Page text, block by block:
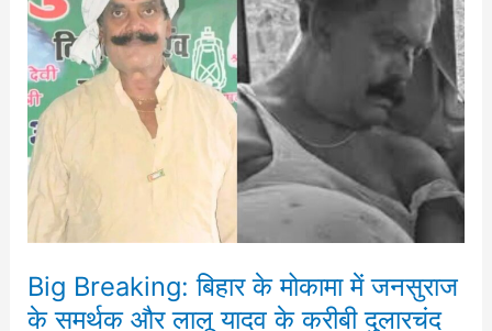
Big Breaking: बिहार के मोकामा में जनसुराज
के समर्थक और लालू यादव के करीबी दुलारचंद
बिहार
मोकामा
में
जनसुराज
के
समर्थक
और
यादव
के